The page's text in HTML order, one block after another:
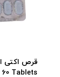
Tablets